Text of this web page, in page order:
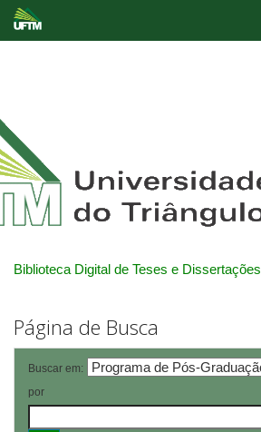
Biblioteca Digital de Teses e Dissertações
Página de Busca
Buscar em:
por